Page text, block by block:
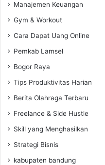
Manajemen Keuangan
Gym & Workout
Cara Dapat Uang Online
Pemkab Lamsel
Bogor Raya
Tips Produktivitas Harian
Berita Olahraga Terbaru
Freelance & Side Hustle
Skill yang Menghasilkan
Strategi Bisnis
kabupaten bandung